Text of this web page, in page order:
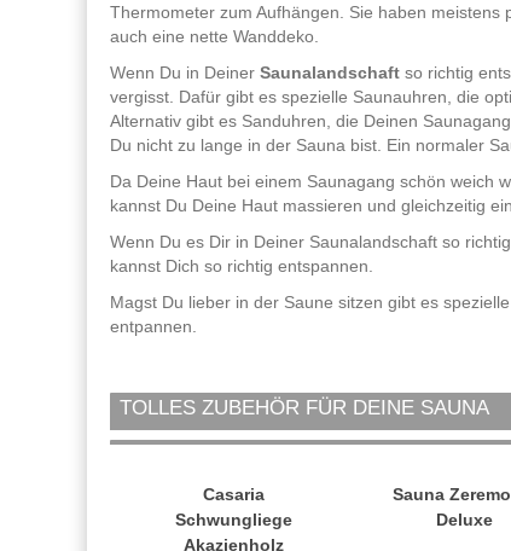
Thermometer zum Aufhängen. Sie haben
auch eine nette Wanddeko.
Wenn Du in Deiner Saunalandschaft so richtig
vergisst. Dafür gibt es spezielle Saunauhren, die
Alternativ gibt es Sanduhren, die Deinen
Du nicht zu lange in der Sauna bist. Ein normaler
Da Deine Haut bei einem Saunagang schön weich
kannst Du Deine Haut massieren und gleichzeitig
Wenn Du es Dir in Deiner Saunalandschaft so
kannst Dich so richtig entspannen.
Magst Du lieber in der Saune sitzen gibt es
entpannen.
TOLLES ZUBEHÖR FÜR DEINE SAUNA
Casaria
Schwungliege
Akazienholz
Sauna
Deluxe